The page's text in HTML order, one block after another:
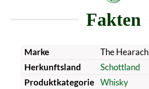
Fakten
Marke
The Hearach
Herkunftsland
Schottland
Produktkategorie Whisky